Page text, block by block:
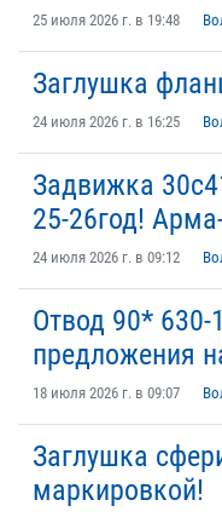
25 июля 2026 г. в 19:48
Заглушка
24 июля 2026 г. в 16:25
Задвижка
25-26год!
24 июля 2026 г. в 09:12
Отвод 90*
предложения
18 июля 2026 г. в 09:07
Заглушка
маркировкой!